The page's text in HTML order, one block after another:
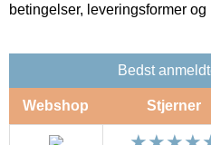
betingelser, leveringsformer
Bedst
Webshop Stjerner